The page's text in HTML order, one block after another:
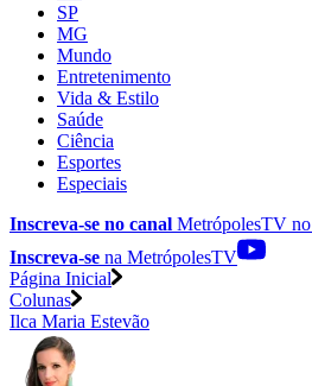
SP
MG
Mundo
Entretenimento
Vida & Estilo
Saúde
Ciência
Esportes
Especiais
Inscreva-se no canal MetrópolesTV no
Inscreva-se na MetrópolesTV
Página Inicial
Colunas
Ilca Maria Estevão